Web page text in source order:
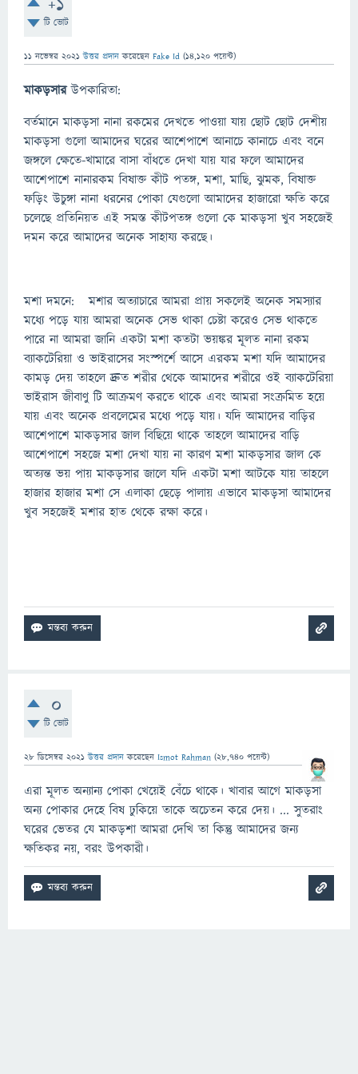
টি ভোট
11 নভেম্বর 2021 উত্তর প্রদান করেছেন Fake Id (14,120 পয়েন্ট)
মাকড়সারউপকারিতা:
বর্তমানে মাকড়সা নানা রকমের দেখতে পাওয়া যায় ছোট ছোট দেশীয়
মাকড়সা গুলো আমাদের ঘরের আশেপাশে আনাচে কানাচে এবং বনে
জঙ্গলে ক্ষেতে-খামারে বাসা বাঁধতে দেখা যায় যার ফলে আমাদের
আশেপাশে নানারকম বিষাক্ত কীট পতঙ্গ, মশা, মাছি, ঝুমক, বিষাক্ত
ফড়িং উচুঙ্গা নানা ধরনের পোকা যেগুলো আমাদের হাজারো ক্ষতি করে
চলেছে প্রতিনিয়ত এই সমস্ত কীটপতঙ্গ গুলো কে মাকড়সা খুব সহজেই
দমন করে আমাদের অনেক সাহায্য করছে।
মশা দমনে: মশার অত্যাচারে আমরা প্রায় সকলেই অনেক সমস্যার
মধ্যে পড়ে যায় আমরা অনেক সেভ থাকা চেষ্টা করেও সেভ থাকতে
পারে না আমরা জানি একটা মশা কতটা ভয়ঙ্কর মূলত নানা রকম
ব্যাকটেরিয়া ও ভাইরাসের সংস্পর্শে আসে এরকম মশা যদি আমাদের
কামড় দেয় তাহলে দ্রুত শরীর থেকে আমাদের শরীরে ওই ব্যাকটেরিয়া
ভাইরাস জীবাণু টি আক্রমণ করতে থাকে এবং আমরা সংক্রমিত হয়ে
যায় এবং অনেক প্রবলেমের মধ্যে পড়ে যায়। যদি আমাদের বাড়ির
আশেপাশে মাকড়সার জাল বিছিয়ে থাকে তাহলে আমাদের বাড়ি
আশেপাশে সহজে মশা দেখা যায় না কারণ মশা মাকড়সার জাল কে
অত্যন্ত ভয় পায় মাকড়সার জালে যদি একটা মশা আটকে যায় তাহলে
হাজার হাজার মশা সে এলাকা ছেড়ে পালায় এভাবে মাকড়সা আমাদের
খুব সহজেই মশার হাত থেকে রক্ষা করে।
0
টি ভোট
28 ডিসেম্বর 2021 উত্তর প্রদান করেছেন Ismot Rahman (28,740 পয়েন্ট)
এরা মূলত অন্যান্য পোকা খেয়েই বেঁচে থাকে। খাবার আগে মাকড়সা
অন্য পোকার দেহে বিষ ঢুকিয়ে তাকে অচেতন করে দেয়। ... সুতরাং
ঘরের ভেতর যে মাকড়শা আমরা দেখি তা কিন্তু আমাদের জন্য
ক্ষতিকর নয়, বরং উপকারী।